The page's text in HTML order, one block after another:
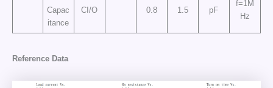
Capac
itance
CI/O 0.8 1.5 pF
f=1M
Hz
Reference Data